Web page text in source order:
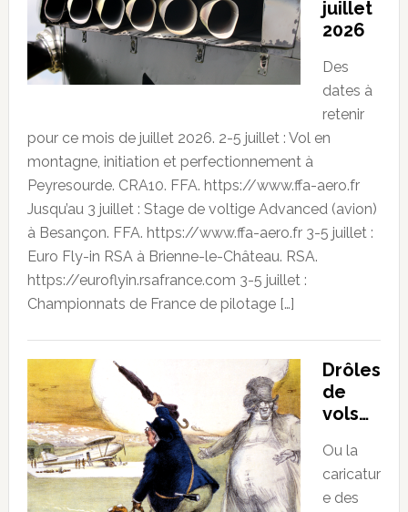
juillet
2026
Des
dates à
retenir
pour ce mois de juillet 2026. 2-5 juillet : Vol en
montagne, initiation et perfectionnement à
Peyresourde. CRA10. FFA. https://www.ffa-aero.fr
Jusqu’au 3 juillet : Stage de voltige Advanced (avion)
à Besançon. FFA. https://www.ffa-aero.fr 3-5 juillet :
Euro Fly-in RSA à Brienne-le-Château. RSA.
https://euroflyin.rsafrance.com 3-5 juillet :
Championnats de France de pilotage […]
Drôles
de
vols…
Ou la
caricatur
e des